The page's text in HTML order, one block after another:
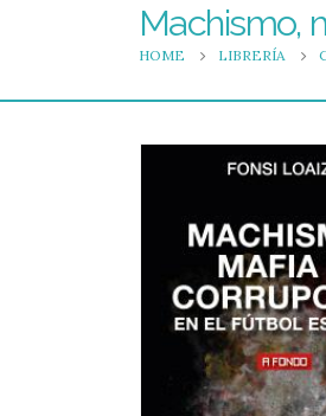
Machismo,
HOME LIBRERÍA